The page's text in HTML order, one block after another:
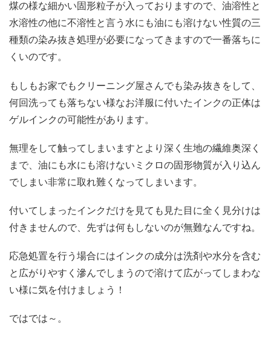
煤の様な細かい固形粒子が入っておりますので、油溶性と
水溶性の他に不溶性と言う水にも油にも溶けない性質の三
種類の染み抜き処理が必要になってきますので一番落ちに
くいのです。
もしもお家でもクリーニング屋さんでも染み抜きをして、
何回洗っても落ちない様なお洋服に付いたインクの正体は
ゲルインクの可能性があります。
無理をして触ってしまいますとより深く生地の繊維奥深く
まで、油にも水にも溶けないミクロの固形物質が入り込ん
でしまい非常に取れ難くなってしまいます。
付いてしまったインクだけを見ても見た目に全く見分けは
付きませんので、先ずは何もしないのが無難なんですね。
応急処置を行う場合にはインクの成分は洗剤や水分を含む
と広がりやすく滲んでしまうので溶けて広がってしまわな
い様に気を付けましょう！
ではでは～。